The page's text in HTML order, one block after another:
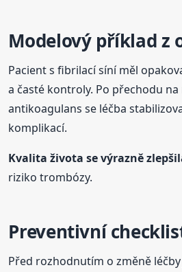
Modelový příklad z
Pacient s fibrilací síní měl
a časté kontroly. Po přechodu
antikoagulans se léčba
komplikací.
Kvalita života se výrazně
riziko trombózy.
Preventivní
Před rozhodnutím o změně